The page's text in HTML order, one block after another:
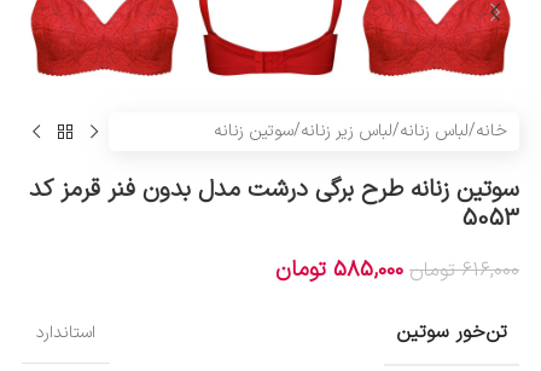
خانه/لباس زنانه/لباس زیر زنانه/سوتین زنانه
سوتین زنانه طرح برگی درشت مدل بدون فنر قرمز کد
5053
616,000 تومان 585,000 تومان
تن‌خور سوتین استاندارد